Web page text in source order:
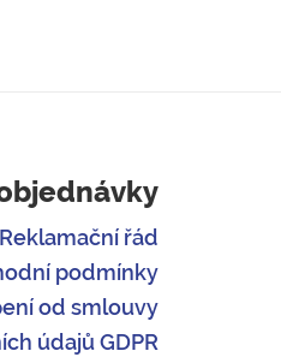
Reklamační řád
podmínky
od smlouvy
údajů GDPR